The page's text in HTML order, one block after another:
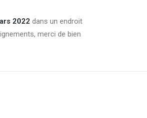
2022 dans un endroit
merci de bien